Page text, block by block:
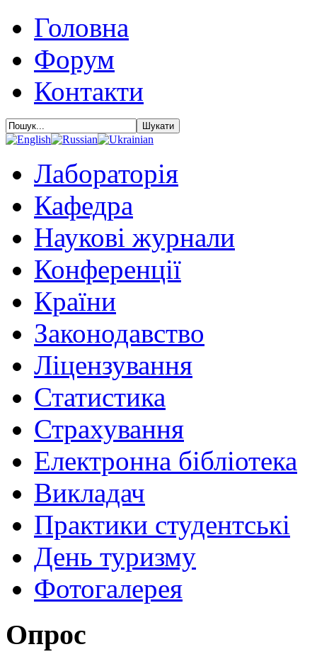
Головна
Форум
Контакти
Лабораторія
Кафедра
Наукові журнали
Конференції
Країни
Законодавство
Ліцензування
Статистика
Страхування
Електронна бібліотека
Викладач
Практики студентські
День туризму
Фотогалерея
Опрос